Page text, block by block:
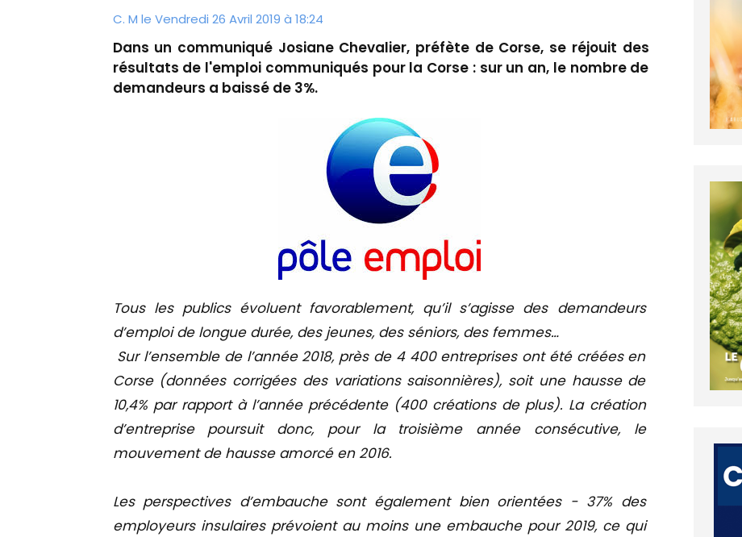
C. M le Vendredi 26 Avril 2019 à 18:24
Dans un communiqué Josiane Chevalier, préfète de Corse, se réjouit des
résultats de l'emploi communiqués pour la Corse : sur un an, le nombre de
demandeurs a baissé de 3%.
Tous les publics évoluent favorablement, qu’il s’agisse des demandeurs
d’emploi de longue durée, des jeunes, des séniors, des femmes…
Sur l’ensemble de l’année 2018, près de 4 400 entreprises ont été créées en
Corse (données corrigées des variations saisonnières), soit une hausse de
10,4% par rapport à l’année précédente (400 créations de plus). La création
d’entreprise poursuit donc, pour la troisième année consécutive, le
mouvement de hausse amorcé en 2016.
Les perspectives d’embauche sont également bien orientées - 37% des
employeurs insulaires prévoient au moins une embauche pour 2019, ce qui